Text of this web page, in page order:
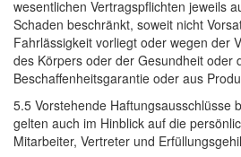
wesentlichen Vertragspflichten jeweils
Schaden beschränkt, soweit nicht
Fahrlässigkeit vorliegt oder wegen der
des Körpers oder der Gesundheit oder
Beschaffenheitsgarantie oder aus
5.5 Vorstehende Haftungsausschlüsse
gelten auch im Hinblick auf die
Mitarbeiter, Vertreter und